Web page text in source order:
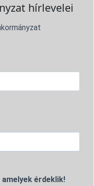
hírlevelei
érdeklik!